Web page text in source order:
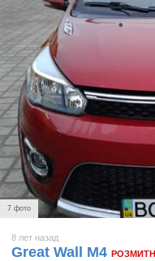
7 фото
8 лет назад
Great Wall М4